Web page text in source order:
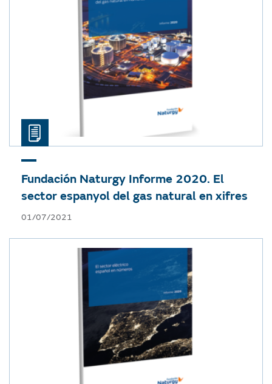
Fundación Naturgy Informe 2020. El
sector espanyol del gas natural en xifres
01/07/2021